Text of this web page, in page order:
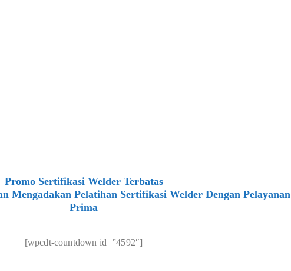
Promo Sertifikasi Welder Terbatas
Mengadakan Pelatihan Sertifikasi Welder Dengan Pelayanan
Prima
[wpcdt-countdown id=”4592″]